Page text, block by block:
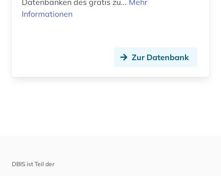
Wirtschaftswissenschaften (0)
Datenbanken des gratis zu... Mehr
Informationen
Zur Datenbank
DBIS ist Teil der